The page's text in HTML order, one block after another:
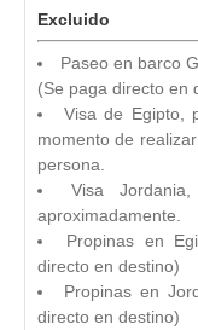
Excluido
Paseo en barco
(Se paga directo en
Visa de Egipto,
momento de
persona.
Visa
aproximadamente.
Propinas en
directo en destino)
Propinas en
directo en destino)